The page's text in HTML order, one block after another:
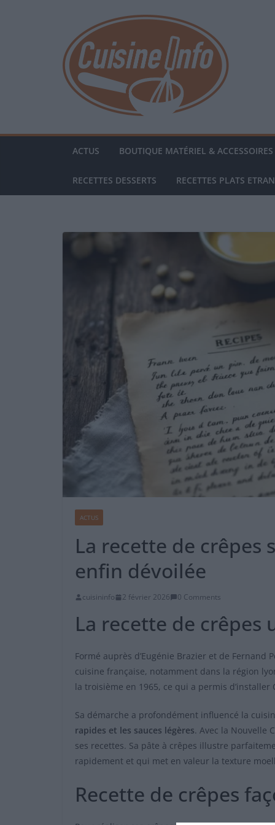
ACTUS BOUTIQUE MATÉRIEL &
RECETTES DESSERTS RECETTES PLATS
ACTUS
La recette de crêpes
enfin dévoilée
cuisininfo 2 février 2026 0 Comments
La recette de crêpes
Formé auprès d’Eugénie Brazier et de Fernand
cuisine française, notamment dans la région
la troisième en 1965, ce qui a permis
Sa démarche a profondément influencé la
rapides et les sauces légères. Avec la Nouvelle
ses recettes. Sa pâte à crêpes illustre
rapidement et qui met en valeur la texture
Recette de crêpes